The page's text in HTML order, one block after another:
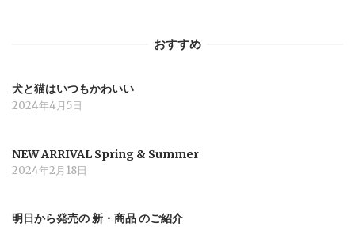
おすすめ
犬と猫はいつもかわいい
2024年4月5日
NEW ARRIVAL Spring & Summer
2024年2月18日
明日から発売の 新・商品 のご紹介